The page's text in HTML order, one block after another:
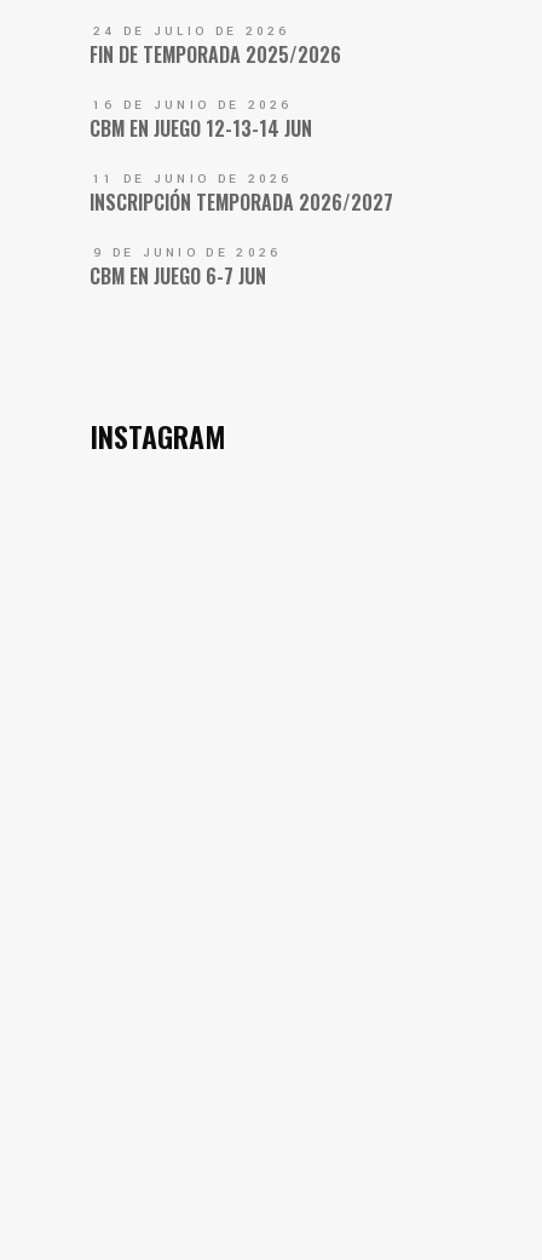
24 DE JULIO DE 2026
FIN DE TEMPORADA 2025/2026
16 DE JUNIO DE 2026
CBM EN JUEGO 12-13-14 JUN
11 DE JUNIO DE 2026
INSCRIPCIÓN TEMPORADA 2026/2027
9 DE JUNIO DE 2026
CBM EN JUEGO 6-7 JUN
INSTAGRAM